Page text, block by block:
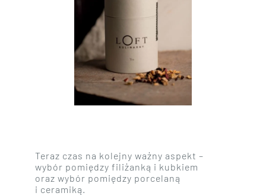
Teraz czas na kolejny ważny aspekt –
wybór pomiędzy filiżanką i kubkiem
oraz wybór pomiędzy porcelaną
i ceramiką.